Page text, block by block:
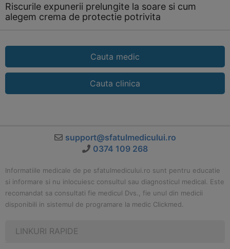
Riscurile expunerii prelungite la soare si cum
alegem crema de protectie potrivita
Cauta medic
Cauta clinica
support@sfatulmedicului.ro
0374 109 268
Informatiile medicale de pe sfatulmedicului.ro sunt pentru educatie
si informare si nu inlocuiesc consultul sau diagnosticul medical. Este
recomandat sa consultati fie medicul Dvs., fie unul din medicii
disponibili in sistemul de programare la medic Clickmed.
LINKURI RAPIDE